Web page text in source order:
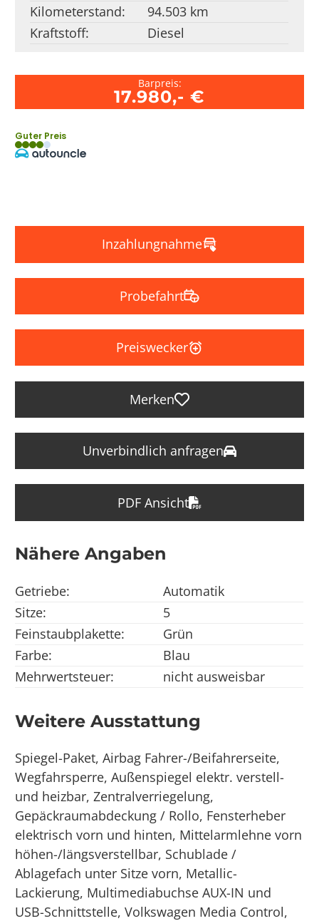
Kilometerstand:
94.503 km
Kraftstoff:
Diesel
Barpreis:
17.980,- €
Guter Preis
Inzahlungnahme
Probefahrt
Preiswecker
Merken
Unverbindlich anfragen
PDF Ansicht
Nähere Angaben
Getriebe:
Automatik
Sitze:
5
Feinstaubplakette:
Grün
Farbe:
Blau
Mehrwertsteuer:
nicht ausweisbar
Weitere Ausstattung
Spiegel-Paket, Airbag Fahrer-/Beifahrerseite,
Wegfahrsperre, Außenspiegel elektr. verstell-
und heizbar, Zentralverriegelung,
Gepäckraumabdeckung / Rollo, Fensterheber
elektrisch vorn und hinten, Mittelarmlehne vorn
höhen-/längsverstellbar, Schublade /
Ablagefach unter Sitze vorn, Metallic-
Lackierung, Multimediabuchse AUX-IN und
USB-Schnittstelle, Volkswagen Media Control,